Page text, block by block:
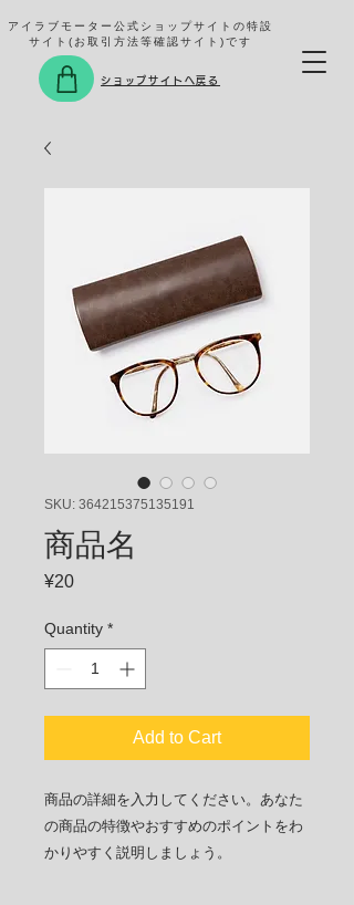
ショップサイトへ戻る
アイラブモーター公式ショップサイトの特設
サイト(お取引方法等確認サイト)です
SKU: 364215375135191
商品名
¥20Price
Quantity *
Add to Cart
商品の詳細を入力してください。あなた
の商品の特徴やおすすめのポイントをわ
かりやすく説明しましょう。